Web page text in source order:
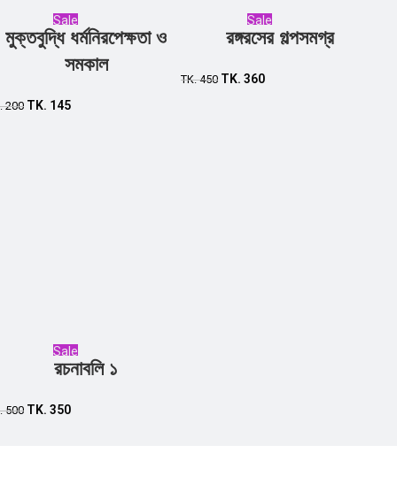
Sale
Add to cart
মুক্তবুদ্ধি ধর্মনিরপেক্ষতা ও
সমকাল
200 TK. 145
Sale
রঙ্গরসের গল্পসমগ্র
TK.450 TK. 360
Sale
রচনাবলি ১
500 TK. 350